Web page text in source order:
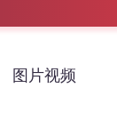
图片视频